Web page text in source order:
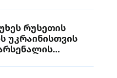
რუსეთის
უკრაინისთვის